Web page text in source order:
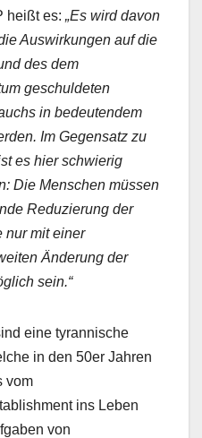
heißt es: „Es wird davon
Auswirkungen auf die
des dem
geschuldeten
in bedeutendem
Im Gegensatz zu
es hier schwierig
Die Menschen müssen
Reduzierung der
nur mit einer
Änderung der
sein.“
eine tyrannische
in den 50er Jahren
vom
ins Leben
von